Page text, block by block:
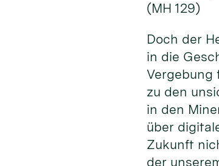
(MH 129)
Doch der
in die
Vergebung
zu den
in den
über
Zukunft
der